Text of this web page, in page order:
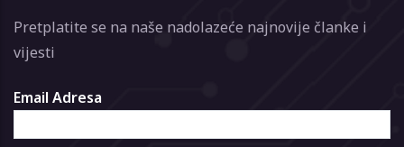
Pretplatite se na naše nadolazeće najnovije članke i
vijesti
Email Adresa